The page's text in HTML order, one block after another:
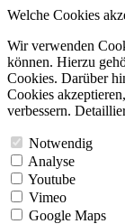
Welche Cookies
Wir verwenden
können. Hierzu
Cookies. Darüber
Cookies
verbessern.
Notwendig
Analyse
Youtube
Vimeo
Google Maps